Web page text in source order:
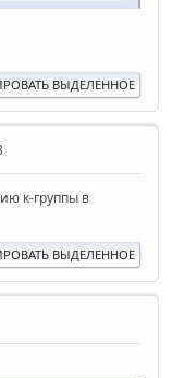
ВЫДЕЛЕННОЕ
к-группы в
ВЫДЕЛЕННОЕ